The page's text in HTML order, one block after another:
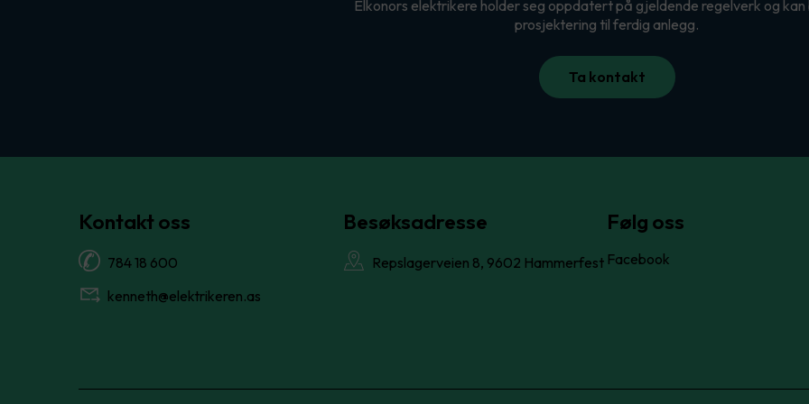
Elkonors elektrikere holder seg oppdatert på gjeldende regelverk og
prosjektering til ferdig anlegg.
Ta kontakt
Kontakt oss
784 18 600
kenneth@elektrikeren.as
Besøksadresse
Repslagerveien 8, 9602 Hammerfest
Følg oss
Facebook